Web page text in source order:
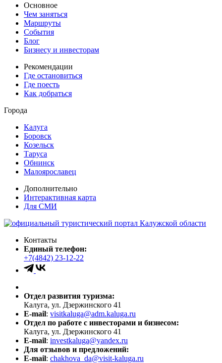
Основное
Чем заняться
Маршруты
События
Блог
Бизнесу и инвесторам
Рекомендации
Где остановиться
Где поесть
Как добраться
Города
Калуга
Боровск
Козельск
Таруса
Обнинск
Малоярославец
Дополнительно
Интерактивная карта
Для СМИ
Контакты
Единый телефон:
+7(4842) 23-12-22
Отдел развития туризма:
Калуга, ул. Дзержинского 41
E-mail: visitkaluga@adm.kaluga.ru
Отдел по работе с инвесторами и бизнесом:
Калуга, ул. Дзержинского 41
E-mail: investkaluga@yandex.ru
Для отзывов и предложений:
E-mail: chakhova_da@visit-kaluga.ru